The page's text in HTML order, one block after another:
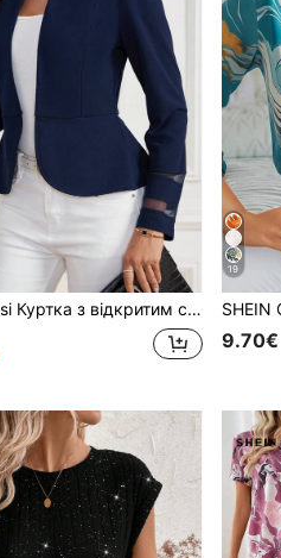
SHEIN Clasi Куртка з відкритим спереду з сітки та суцільною вставкою темно-синього кольору, осінь/зима
19
9.70€